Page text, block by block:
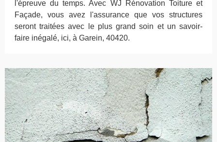
l'épreuve du temps. Avec WJ Rénovation Toiture et
Façade, vous avez l'assurance que vos structures
seront traitées avec le plus grand soin et un savoir-
faire inégalé, ici, à Garein, 40420.